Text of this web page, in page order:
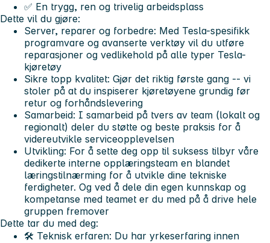
✅ En trygg, ren og trivelig arbeidsplass
Dette vil du gjøre:
Server, reparer og forbedre: Med Tesla-spesifikk
programvare og avanserte verktøy vil du utføre
reparasjoner og vedlikehold på alle typer Tesla-
kjøretøy
Sikre topp kvalitet: Gjør det riktig første gang -- vi
stoler på at du inspiserer kjøretøyene grundig før
retur og forhåndslevering
Samarbeid: I samarbeid på tvers av team (lokalt og
regionalt) deler du støtte og beste praksis for å
videreutvikle serviceopplevelsen
Utvikling: For å sette deg opp til suksess tilbyr våre
dedikerte interne opplæringsteam en blandet
læringstilnærming for å utvikle dine tekniske
ferdigheter. Og ved å dele din egen kunnskap og
kompetanse med teamet er du med på å drive hele
gruppen fremover
Dette tar du med deg:
🛠️ Teknisk erfaren: Du har yrkeserfaring innen